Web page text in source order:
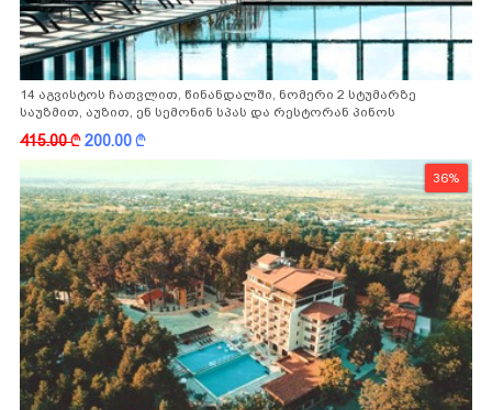
14 აგვისტოს ჩათვლით, წინანდალში, ნომერი 2 სტუმარზე
საუზმით, აუზით, ენ სემონინ სპას და რესტორან პინოს
ფასდაკლებით
415.00k200.00k
36%